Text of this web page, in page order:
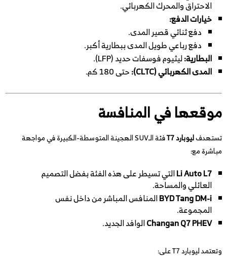
الاحتراق والمحرك الكهربائي.
خيارات الدفع:
دفع ثنائي قصير المدى.
دفع رباعي طويل المدى ببطارية أكبر.
البطارية:ليثيوم فوسفات حديد (LFP).
المدى الكهربائي (CLTC):
حتى 180 كم.
موقعها في المنافسة
تستهدفليوبارد T7
فئة الـSUV الهجينة المتوسطة-الكبيرة في مواجهة
مباشرة مع:
Li Auto L7التي تسيطر على هذه الفئة بفضل التصميم
العائلي والمساحة.
BYD Tang DM-iالمنافس المباشر من داخل نفس
المجموعة.
Changan Q7 PHEVالوافد الجديد.
وتعتمد ليوبارد T7 على: